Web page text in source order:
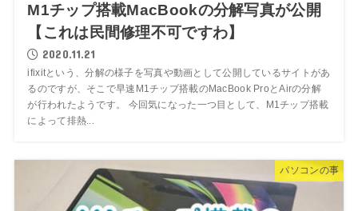
M1チップ搭載MacBookの分解写真が公開
【これは民間修理不可ですわ】
2020.11.21
ifixitという、分解の様子を写真や動画として公開しているサイトがあ
るのですが、そこで早速M1チップ搭載のMacBook ProとAirの分解
が行われたようです。 今回気になった一つ目として、M1チップ搭載
によって排熱...
パソコンの事